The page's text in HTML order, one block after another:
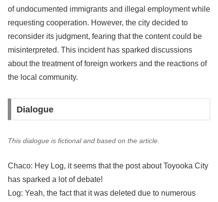
of undocumented immigrants and illegal employment while
requesting cooperation. However, the city decided to
reconsider its judgment, fearing that the content could be
misinterpreted. This incident has sparked discussions
about the treatment of foreign workers and the reactions of
the local community.
Dialogue
This dialogue is fictional and based on the article.
Chaco: Hey Log, it seems that the post about Toyooka City
has sparked a lot of debate!
Log: Yeah, the fact that it was deleted due to numerous